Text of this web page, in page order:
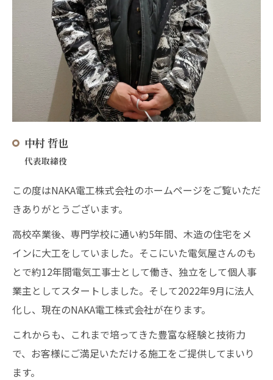
中村 哲也
代表取締役
この度はNAKA電工株式会社のホームページをご覧いただ
きありがとうございます。
高校卒業後、専門学校に通い約5年間、木造の住宅をメ
インに大工をしていました。そこにいた電気屋さんのも
とで約12年間電気工事士として働き、独立をして個人事
業主としてスタートしました。そして2022年9月に法人
化し、現在のNAKA電工株式会社が在ります。
これからも、これまで培ってきた豊富な経験と技術力
で、お客様にご満足いただける施工をご提供してまいり
ます。